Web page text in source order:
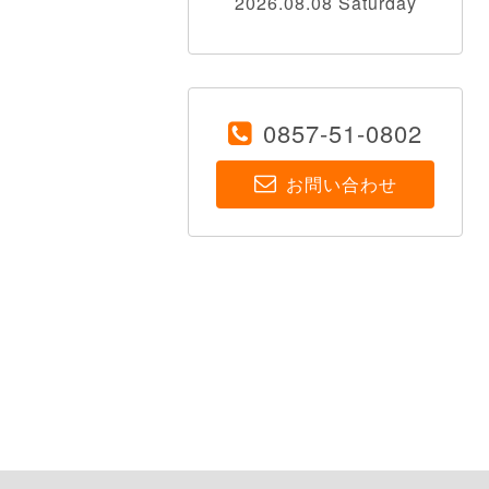
0857-51-0802
お問い合わせ